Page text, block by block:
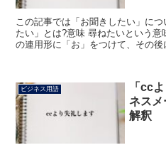
この記事では「お聞きしたい」に
たい」とは?意味 尋ねたいという
の連用形に「お」をつけて、その後
ビジネス用語
「cc
ネスメ
解釈